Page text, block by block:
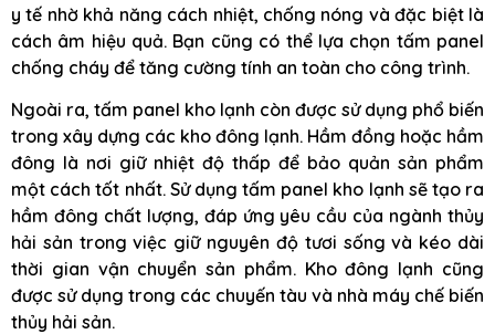
y tế nhờ khả năng cách nhiệt, chống nóng và đặc biệt là
cách âm hiệu quả. Bạn cũng có thể lựa chọn tấm panel
chống cháy để tăng cường tính an toàn cho công trình.
Ngoài ra, tấm panel kho lạnh còn được sử dụng phổ biến
trong xây dựng các kho đông lạnh. Hầm đồng hoặc hầm
đông là nơi giữ nhiệt độ thấp để bảo quản sản phẩm
một cách tốt nhất. Sử dụng tấm panel kho lạnh sẽ tạo ra
hầm đông chất lượng, đáp ứng yêu cầu của ngành thủy
hải sản trong việc giữ nguyên độ tươi sống và kéo dài
thời gian vận chuyển sản phẩm. Kho đông lạnh cũng
được sử dụng trong các chuyến tàu và nhà máy chế biến
thủy hải sản.